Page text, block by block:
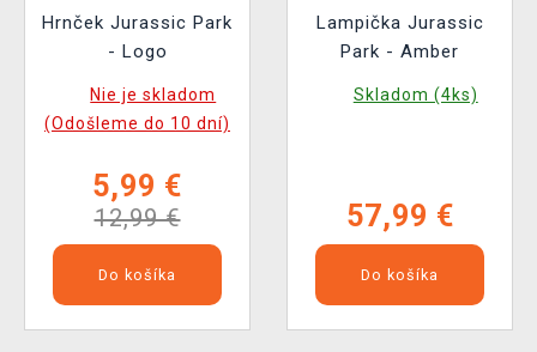
Hrnček Jurassic Park
- Logo
Nie je skladom
(Odošleme do 10 dní)
5,99 €
12,99 €
Do košíka
Lampička Jurassic
Park - Amber
Skladom (4ks)
57,99 €
Do košíka